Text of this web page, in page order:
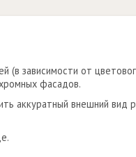
(в зависимости от
фасадов.
аккуратный внешний вид